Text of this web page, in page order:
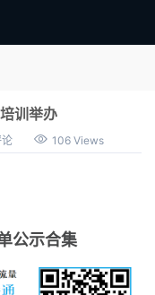
我申领雄才卡
安新闻
训举办
106 Views
公示合集